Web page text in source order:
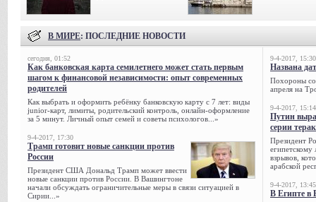
В МИРЕ: ПОСЛЕДНИЕ НОВОСТИ
сегодня, 01:52
Как банковская карта семилетнего может стать первым
шагом к финансовой независимости: опыт современных
родителей
Как выбрать и оформить ребёнку банковскую карту с 7 лет: виды
junior-карт, лимиты, родительский контроль, онлайн-оформление
за 5 минут. Личный опыт семей и советы психологов...»
9-4-2017, 17:30
Трамп готовит новые санкции против
России
Президент США Дональд Трамп может ввести
новые санкции против России. В Вашингтоне
начали обсуждать ограничительные меры в связи ситуацией в
Сирии...»
9-4-2017, 15:30
Названа
Похороны
апреля на
9-4-2017, 15:14
Путин
серии
Президент
египетскому
взрывов,
арабской
9-4-2017, 13:45
В Египте в